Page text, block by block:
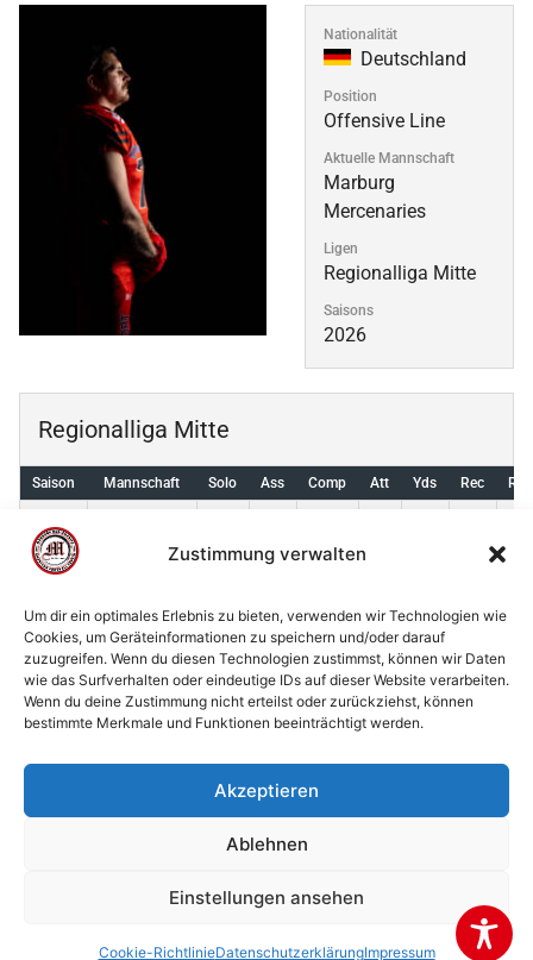
Zustimmung verwalten
Um dir ein optimales Erlebnis zu bieten, verwenden wir Technologien wie
Cookies, um Geräteinformationen zu speichern und/oder darauf
zuzugreifen. Wenn du diesen Technologien zustimmst, können wir Daten
wie das Surfverhalten oder eindeutige IDs auf dieser Website verarbeiten.
Wenn du deine Zustimmung nicht erteilst oder zurückziehst, können
bestimmte Merkmale und Funktionen beeinträchtigt werden.
Akzeptieren
Ablehnen
Einstellungen ansehen
Cookie-RichtlinieDatenschutzerklärungImpressum
Nationalität
Deutschland
Position
Offensive Line
Aktuelle Mannschaft
Marburg
Mercenaries
Ligen
Regionalliga Mitte
Saisons
2026
Regionalliga Mitte
Saison Mannschaft Solo Ass Comp Att Yds Rec
2026
© 2002 - 2026 American Football Verein Marburg
Mercenaries e.V. |die Stadt Marburg|Impressum
Datenschutzerklärung|Cookie-Richtlinie (EU)
Kontakt